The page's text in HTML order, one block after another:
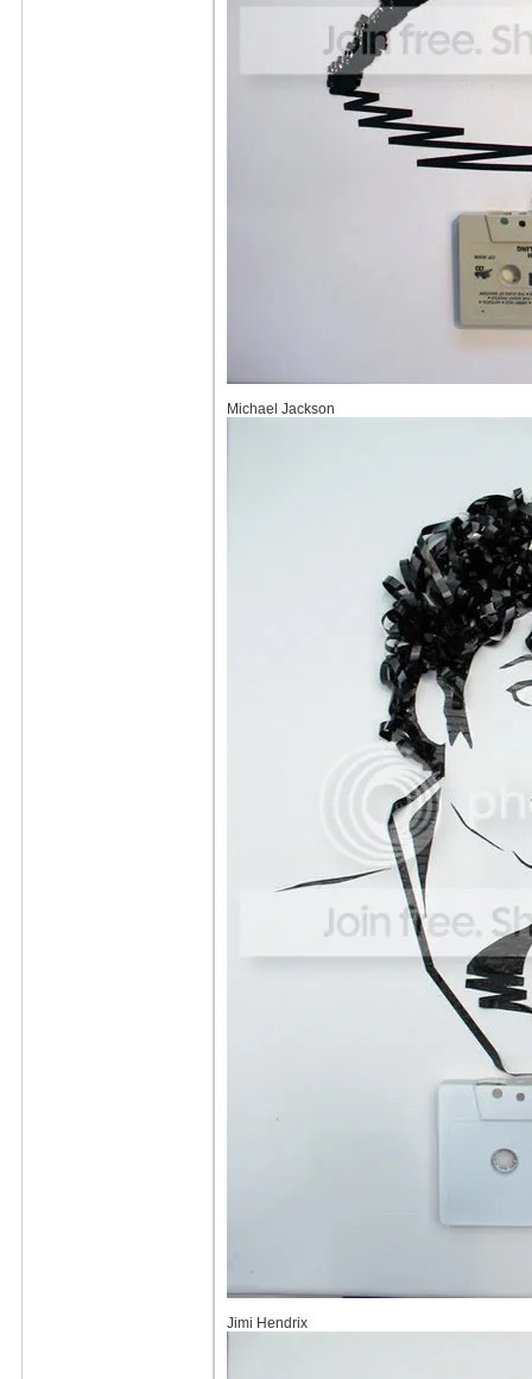
Michael Jackson
Jimi Hendrix